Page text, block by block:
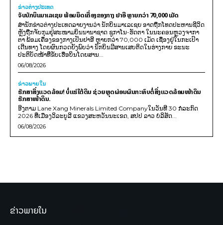
ຂ່າວຕ່າງປະເທດ
ຈັບນັກບິນມາເລເຊຍ ພ້ອມຍຶດເຄື່ອງຂອງກາງ ຢາອີ ຫຼາຍກວ່າ 70,000 ເມັດ
ສຳນັກຂ່າວຕ່າງປະເທດລາຍງານວ່າ ນັກບິນມາເລເຊຍ ອາດຖືກໂທດປະຫານຊີວິດ
ຫຼັງຖືກຈັບກຸມຢູ່ສະໜາມບິນນານາຊາດ ຊູກາໂນ-ຮັດຕາ ໃນນະຄອນຫຼວງຈາກາ
ຕາ ພ້ອມເຄື່ອງຂອງກາງເປັນຢາອີ ຫຼາຍກວ່າ 70,000 ເມັດ ເຊື່ອງຢູ່ໃນກະເປົາ
ເດີນທາງ ໂດຍຜົນກວດຍັງພົບວ່າ ນັກບິນມີສານເສບຕິດໃນຮ່າງກາຍ ຂະນະ
ປະຕິບັດໜ້າທີ່ຂັບເຮືອບິນໂດຍສານ...
06/08/2026
ຂ່າວພາຍ​ໃນ
ຮັກສາສິ່ງແວດລ້ອມ! ບໍ່ແຮ່ໃຕ້ດິນ ຊ່ວຍຫຼຸດຜ່ອນຜົນກະທົບຕໍ່ສິ່ງແວດລ້ອມໜ້າດິນ
ຮັກສາໜ້າດິນ.
ອີງຕາມ Lane Xang Minerals Limited Companyໃນວັນທີ 30 ກໍລະກົດ
2026 ທີ່ເມືອງວິລະບູລີ ແຂວງສະຫວັນນະເຂດ, ສປປ ລາວ ບໍລິສັດ...
06/08/2026
ຂ່າວພາຍໃນ